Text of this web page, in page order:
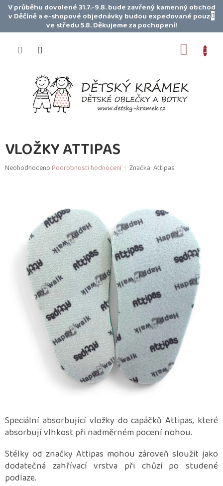
PřejítV průběhu dovolené 31.7.-9.8. bude zavřený kamenný obchod
v Děčíně a e-shopové objednávky budou expedované pouze
ve středu 5.8. Děkujeme za pochopení!
VLOŽKY ATTIPAS
Průměrné
hvězdiček.
NeohodnocenoPodrobnosti hodnocení Značka:Attipas
Speciální absorbující vložky do capáčků Attipas, které
absorbují vlhkost při nadměrném pocení nohou.
Stélky od značky Attipas mohou zároveň sloužit jako
dodatečná zahřívací vrstva při chůzi po studené
podlaze.